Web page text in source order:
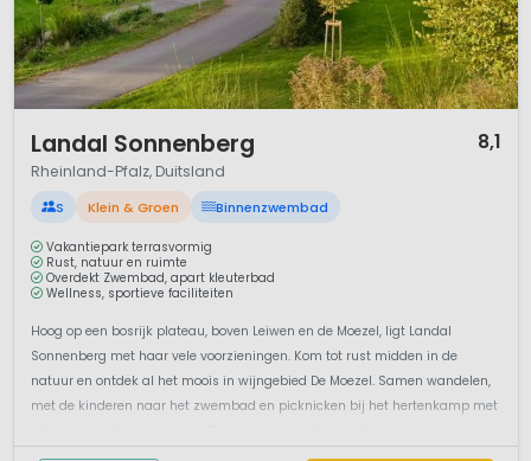
Landal Sonnenberg 8,1
Rheinland-Pfalz, Duitsland
S Klein & Groen Binnenzwembad
Vakantiepark terrasvormig
Rust, natuur en ruimte
Overdekt Zwembad, apart kleuterbad
Wellness, sportieve faciliteiten
Hoog op een bosrijk plateau, boven Leiwen en de Moezel, ligt Landal
Sonnenberg met haar vele voorzieningen. Kom tot rust midden in de
natuur en ontdek al het moois in wijngebied De Moezel. Samen wandelen,
met de kinderen naar het zwembad en picknicken bij het hertenkamp met
kampeerplaa...